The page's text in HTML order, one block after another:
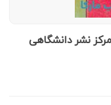
نشر دانشگاهی